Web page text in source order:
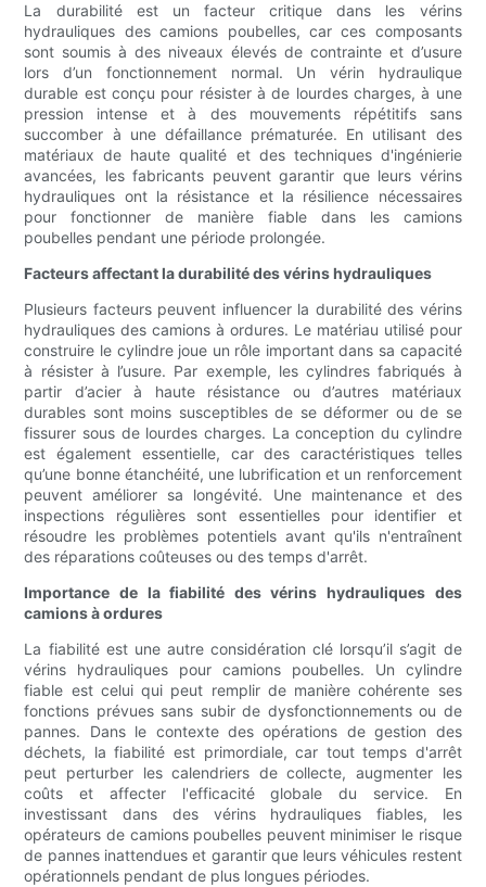
La durabilité est un facteur critique dans les vérins
hydrauliques des camions poubelles, car ces composants
sont soumis à des niveaux élevés de contrainte et d’usure
lors d’un fonctionnement normal. Un vérin hydraulique
durable est conçu pour résister à de lourdes charges, à une
pression intense et à des mouvements répétitifs sans
succomber à une défaillance prématurée. En utilisant des
matériaux de haute qualité et des techniques d'ingénierie
avancées, les fabricants peuvent garantir que leurs vérins
hydrauliques ont la résistance et la résilience nécessaires
pour fonctionner de manière fiable dans les camions
poubelles pendant une période prolongée.
Facteurs affectant la durabilité des vérins hydrauliques
Plusieurs facteurs peuvent influencer la durabilité des vérins
hydrauliques des camions à ordures. Le matériau utilisé pour
construire le cylindre joue un rôle important dans sa capacité
à résister à l’usure. Par exemple, les cylindres fabriqués à
partir d’acier à haute résistance ou d’autres matériaux
durables sont moins susceptibles de se déformer ou de se
fissurer sous de lourdes charges. La conception du cylindre
est également essentielle, car des caractéristiques telles
qu’une bonne étanchéité, une lubrification et un renforcement
peuvent améliorer sa longévité. Une maintenance et des
inspections régulières sont essentielles pour identifier et
résoudre les problèmes potentiels avant qu'ils n'entraînent
des réparations coûteuses ou des temps d'arrêt.
Importance de la fiabilité des vérins hydrauliques des
camions à ordures
La fiabilité est une autre considération clé lorsqu’il s’agit de
vérins hydrauliques pour camions poubelles. Un cylindre
fiable est celui qui peut remplir de manière cohérente ses
fonctions prévues sans subir de dysfonctionnements ou de
pannes. Dans le contexte des opérations de gestion des
déchets, la fiabilité est primordiale, car tout temps d'arrêt
peut perturber les calendriers de collecte, augmenter les
coûts et affecter l'efficacité globale du service. En
investissant dans des vérins hydrauliques fiables, les
opérateurs de camions poubelles peuvent minimiser le risque
de pannes inattendues et garantir que leurs véhicules restent
opérationnels pendant de plus longues périodes.